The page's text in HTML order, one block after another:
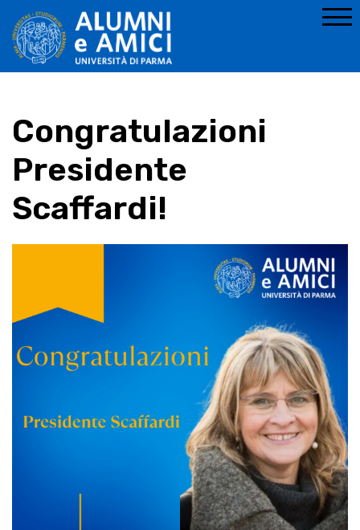
Congratulazioni
Presidente
Scaffardi!